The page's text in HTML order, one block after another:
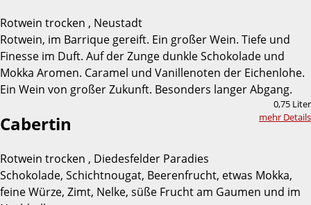
Rotwein trocken , Neustadt
Rotwein, im Barrique gereift. Ein großer Wein. Tiefe und
Finesse im Duft. Auf der Zunge dunkle Schokolade und
Mokka Aromen. Caramel und Vanillenoten der Eichenlohe.
Ein Wein von großer Zukunft. Besonders langer Abgang.
0,75 Liter
mehr Details
Cabertin
Rotwein trocken , Diedesfelder Paradies
Schokolade, Schichtnougat, Beerenfrucht, etwas Mokka,
feine Würze, Zimt, Nelke, süße Frucht am Gaumen und im